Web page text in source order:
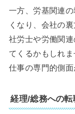
一方、労基関連
くなり、会社の
社労士や労働関
てくるかもしれ
仕事の専門的側面
経理/総務への転